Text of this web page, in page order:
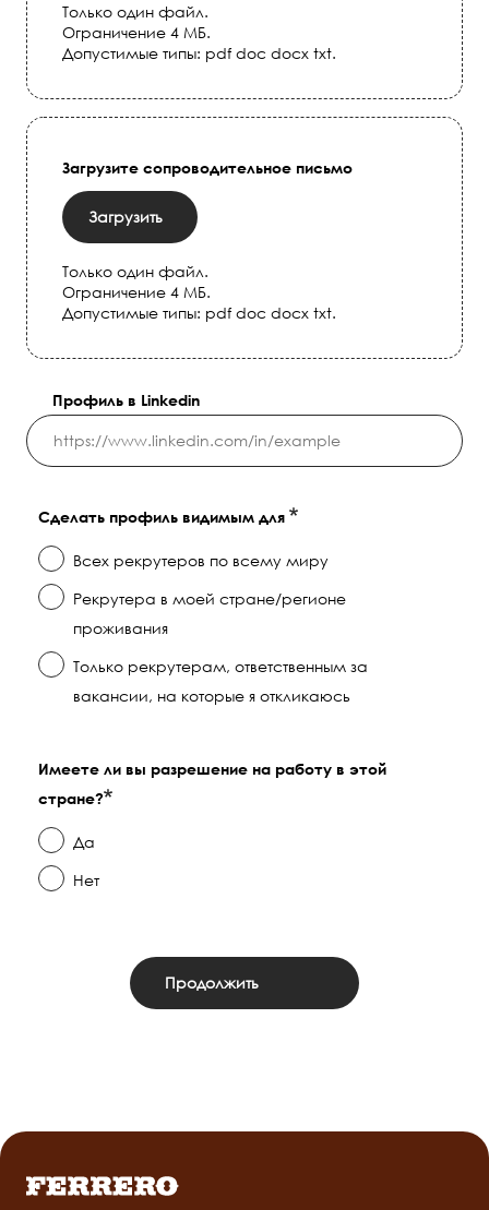
Только один файл.
Ограничение 4 МБ.
Допустимые типы: pdf doc docx txt.
Загрузите сопроводительное письмо
Загрузить
Только один файл.
Ограничение 4 МБ.
Допустимые типы: pdf doc docx txt.
Профиль в Linkedin
Сделать профиль видимым для
Всех рекрутеров по всему миру
Рекрутера в моей стране/регионе
проживания
Только рекрутерам, ответственным за
вакансии, на которые я откликаюсь
Имеете ли вы разрешение на работу в этой
стране?
Да
Нет